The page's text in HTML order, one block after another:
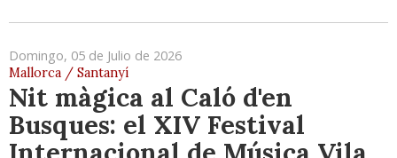
Domingo, 05 de Julio de 2026
Mallorca / Santanyí
Nit màgica al Caló d'en
Busques: el XIV Festival